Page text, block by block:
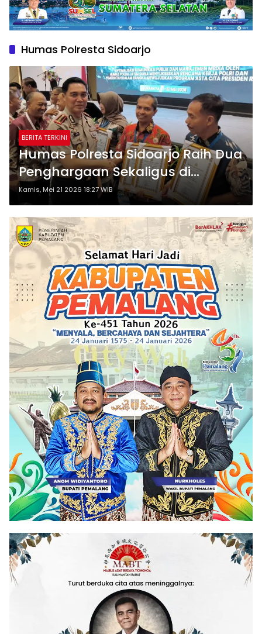
Humas Polresta Sidoarjo
BERITA TERKINI
Humas Polresta Sidoarjo Raih Dua
Penghargaan Sekaligus di
Rakernis Bidhumas Polda Jatim
2026
Kamis, Mei 21 2026 18:27 WIB